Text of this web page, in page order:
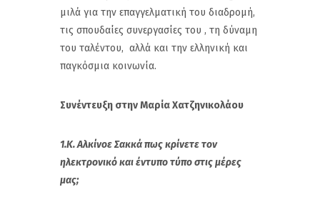
μιλά για την επαγγελματική του διαδρομή,
τις σπουδαίες συνεργασίες του , τη δύναμη
του ταλέντου, αλλά και την ελληνική και
παγκόσμια κοινωνία.
Συνέντευξη στην Μαρία Χατζηνικολάου
1.Κ. Αλκίνοε Σακκά πως κρίνετε τον
ηλεκτρονικό και έντυπο τύπο στις μέρες
μας;